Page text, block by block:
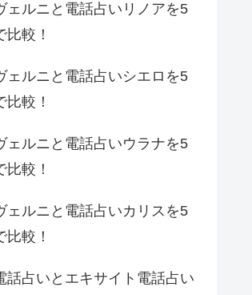
ェルニと電話占いリノアを5
較！
ェルニと電話占いシエロを5
較！
ェルニと電話占いウラナを5
較！
ェルニと電話占いカリスを5
較！
話占いとエキサイト電話占い